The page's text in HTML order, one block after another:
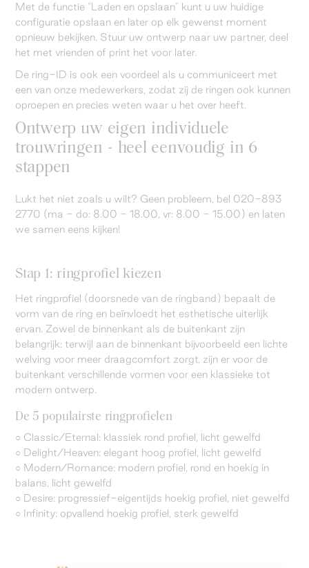
Met de functie "Laden en opslaan" kunt u uw huidige
configuratie opslaan en later op elk gewenst moment
opnieuw bekijken. Stuur uw ontwerp naar uw partner, deel
het met vrienden of print het voor later.
De ring-ID is ook een voordeel als u communiceert met
een van onze medewerkers, zodat zij de ringen ook kunnen
oproepen en precies weten waar u het over heeft.
Ontwerp uw eigen individuele
trouwringen - heel eenvoudig in 6
stappen
Lukt het niet zoals u wilt? Geen probleem, bel 020-893
2770 (ma - do: 8.00 - 18.00, vr: 8.00 - 15.00) en laten
we samen eens kijken!
Stap 1: ringprofiel kiezen
Het ringprofiel (doorsnede van de ringband) bepaalt de
vorm van de ring en beïnvloedt het esthetische uiterlijk
ervan. Zowel de binnenkant als de buitenkant zijn
belangrijk: terwijl aan de binnenkant bijvoorbeeld een lichte
welving voor meer draagcomfort zorgt, zijn er voor de
buitenkant verschillende vormen voor een klassieke tot
modern ontwerp.
De 5 populairste ringprofielen
○ Classic/Eternal: klassiek rond profiel, licht gewelfd
○ Delight/Heaven: elegant hoog profiel, licht gewelfd
○ Modern/Romance: modern profiel, rond en hoekig in
balans, licht gewelfd
○ Desire: progressief-eigentijds hoekig profiel, niet gewelfd
○ Infinity: opvallend hoekig profiel, sterk gewelfd